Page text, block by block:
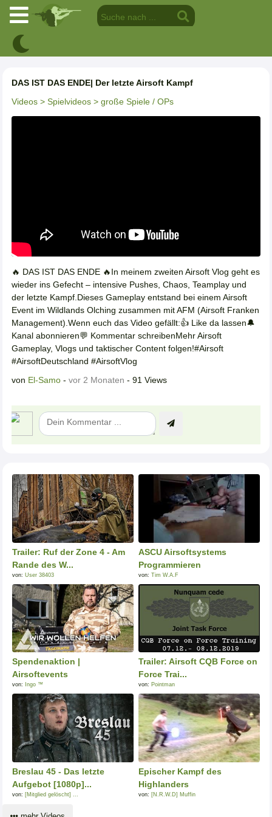
DAS IST DAS ENDE| Der letzte Airsoft Kampf
Videos > Spielvideos > große Spiele / OPs
🔥 DAS IST DAS ENDE 🔥In meinem zweiten Airsoft Vlog geht es
wieder ins Gefecht – intensive Pushes, Chaos, Teamplay und
der letzte Kampf.Dieses Gameplay entstand bei einem Airsoft
Event im Wildlands Olching zusammen mit AFM (Airsoft Franken
Management).Wenn euch das Video gefällt:👍 Like da lassen🔔
Kanal abonnieren💬 Kommentar schreibenMehr Airsoft
Gameplay, Vlogs und taktischer Content folgen!#Airsoft
#AirsoftDeutschland #AirsoftVlog
von El-Samo - vor 2 Monaten - 91 Views
Trailer: Ruf der Zone 4 - Am
Rande des W...
von: User 38403
ASCU Airsoftsystems
Programmieren
von: Tim W.A.F
Spendenaktion |
Airsoftevents
von: Ingo ™
Trailer: Airsoft CQB Force on
Force Trai...
von: Pointman
Breslau 45 - Das letzte
Aufgebot [1080p]...
von: [Mitglied gelöscht] ...
Epischer Kampf des
Highlanders
von: [N.R.W.D] Muffin